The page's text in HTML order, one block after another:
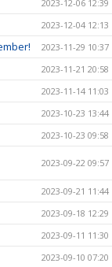
2023-12-06 12:39
2023-12-04 12:13
2023-11-29 10:37
2023-11-21 20:58
2023-11-14 11:03
2023-10-23 13:44
2023-10-23 09:58
2023-09-22 09:57
2023-09-21 11:44
2023-09-18 12:29
2023-09-11 11:30
2023-09-10 07:20